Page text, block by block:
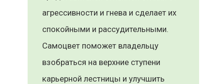
агрессивности и гнева и сделает их
спокойными и рассудительными.
Самоцвет поможет владельцу
взобраться на верхние ступени
карьерной лестницы и улучшить